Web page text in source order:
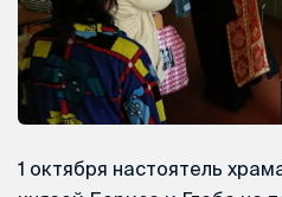
1 октября настоятель